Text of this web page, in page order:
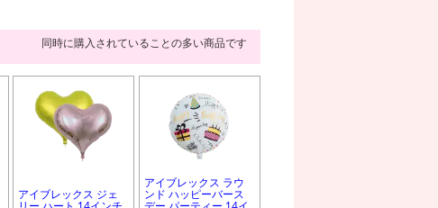
同時に購入されていることの多い商品です
アイブレックス ジェ
アイブレックス ラウ
ンド ハッピーバース